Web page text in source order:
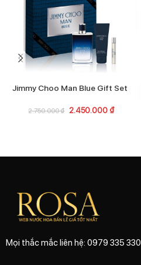
Jimmy Choo Man Blue Gift Set
2.750.000₫ 2.450.000 ₫
Mọi thắc mắc liên hệ: 0979 335 330